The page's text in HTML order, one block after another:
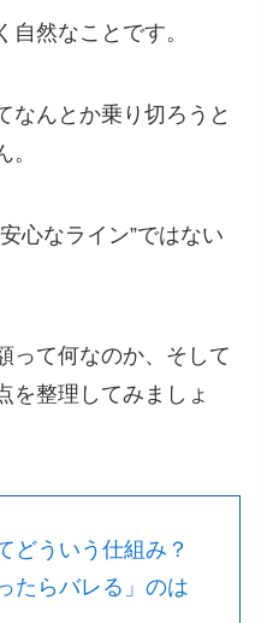
自然なことです。
なんとか乗り切ろうと
心なライン”ではない
って何なのか、そして
を整理してみましょ
どういう仕組み？
たらバレる」のは